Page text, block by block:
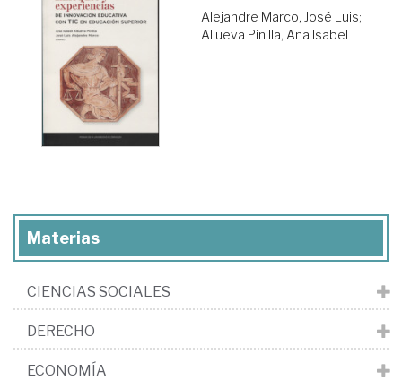
Alejandre Marco, José Luis;
Allueva Pinilla, Ana Isabel
Materias
CIENCIAS SOCIALES
DERECHO
ECONOMÍA